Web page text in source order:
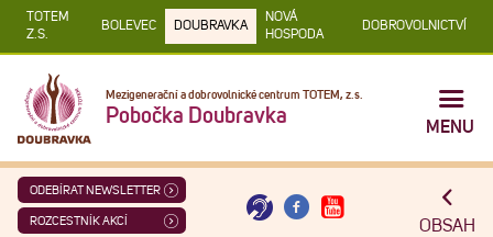
TOTEM
Z.S.
BOLEVEC DOUBRAVKA
NOVÁ
HOSPODA
DOBROVOLNICTVÍ
Mezigenerační a dobrovolnické centrum TOTEM, z.s.
Pobočka Doubravka
MENU
ODEBÍRAT NEWSLETTER
ROZCESTNÍK AKCÍ OBSAH